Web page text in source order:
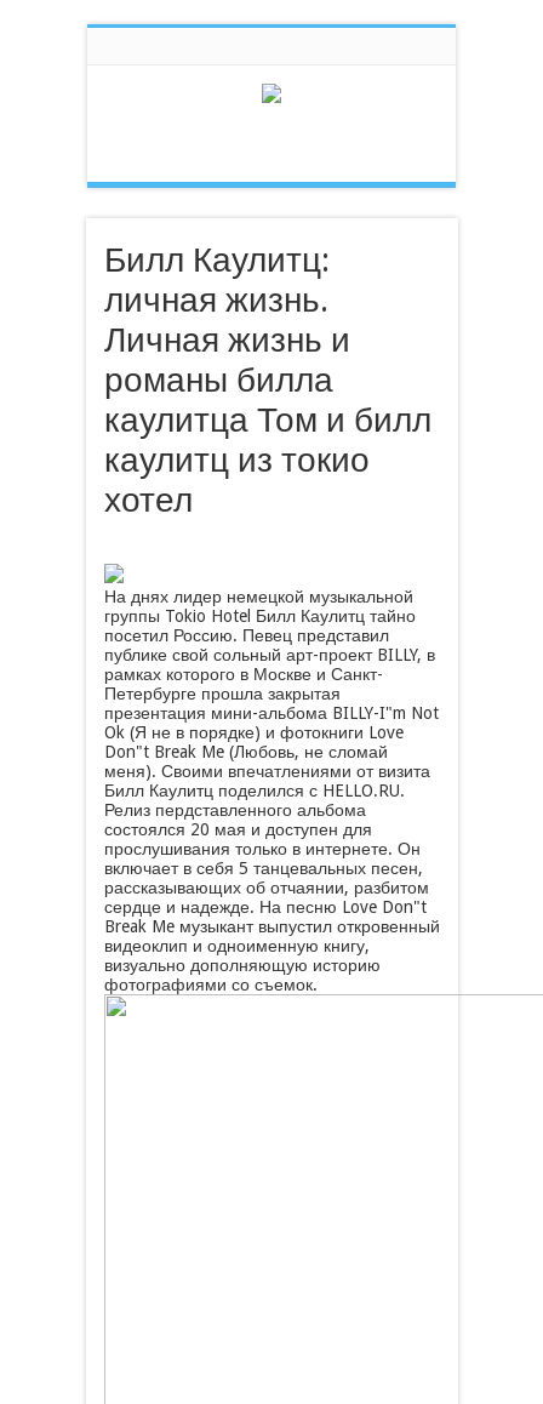
Билл Каулитц:
личная жизнь.
Личная жизнь и
романы билла
каулитца Том и билл
каулитц из токио
хотел
На днях лидер немецкой музыкальной
группы Tokio Hotel Билл Каулитц тайно
посетил Россию. Певец представил
публике свой сольный арт-проект BILLY, в
рамках которого в Москве и Санкт-
Петербурге прошла закрытая
презентация мини-альбома BILLY-I"m Not
Ok (Я не в порядке) и фотокниги Love
Don"t Break Me (Любовь, не сломай
меня). Своими впечатлениями от визита
Билл Каулитц поделился с HELLO.RU.
Релиз пердставленного альбома
состоялся 20 мая и доступен для
прослушивания только в интернете. Он
включает в себя 5 танцевальных песен,
рассказывающих об отчаянии, разбитом
сердце и надежде. На песню Love Don"t
Break Me музыкант выпустил откровенный
видеоклип и одноименную книгу,
визуально дополняющую историю
фотографиями со съемок.